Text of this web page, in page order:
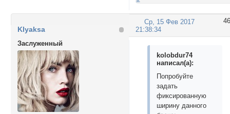
46
Ср, 15 Фев 2017
21:38:34
Klyaksa
Заслуженный
kolobdur74
написал(а):
Попробуйте
задать
фиксированную
ширину данного